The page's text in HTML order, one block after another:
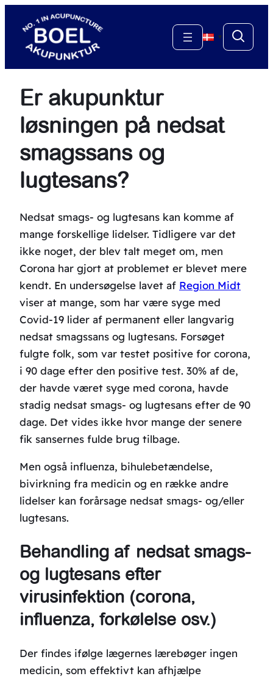
indhold
▼
Er akupunktur
løsningen på nedsat
smagssans og
lugtesans?
Nedsat smags- og lugtesans kan komme af
mange forskellige lidelser. Tidligere var det
ikke noget, der blev talt meget om, men
Corona har gjort at problemet er blevet mere
kendt. En undersøgelse lavet af Region Midt
viser at mange, som har være syge med
Covid-19 lider af permanent eller langvarig
nedsat smagssans og lugtesans. Forsøget
fulgte folk, som var testet positive for corona,
i 90 dage efter den positive test. 30% af de,
der havde været syge med corona, havde
stadig nedsat smags- og lugtesans efter de 90
dage. Det vides ikke hvor mange der senere
fik sansernes fulde brug tilbage.
Men også influenza, bihulebetændelse,
bivirkning fra medicin og en række andre
lidelser kan forårsage nedsat smags- og/eller
lugtesans.
Behandling af nedsat smags-
og lugtesans efter
virusinfektion (corona,
influenza, forkølelse osv.)
Der findes ifølge lægernes lærebøger ingen
medicin, som effektivt kan afhjælpe